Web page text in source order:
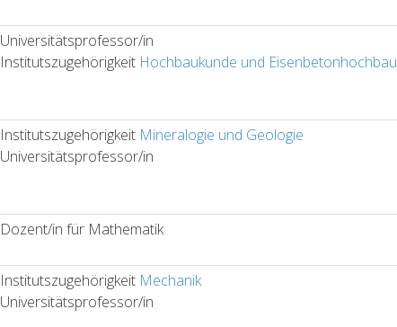
Universitätsprofessor/in
Institutszugehörigkeit Hochbaukunde und Eisenbetonhochbau
Institutszugehörigkeit Mineralogie und Geologie
Universitätsprofessor/in
Dozent/in für Mathematik
Institutszugehörigkeit Mechanik
Universitätsprofessor/in